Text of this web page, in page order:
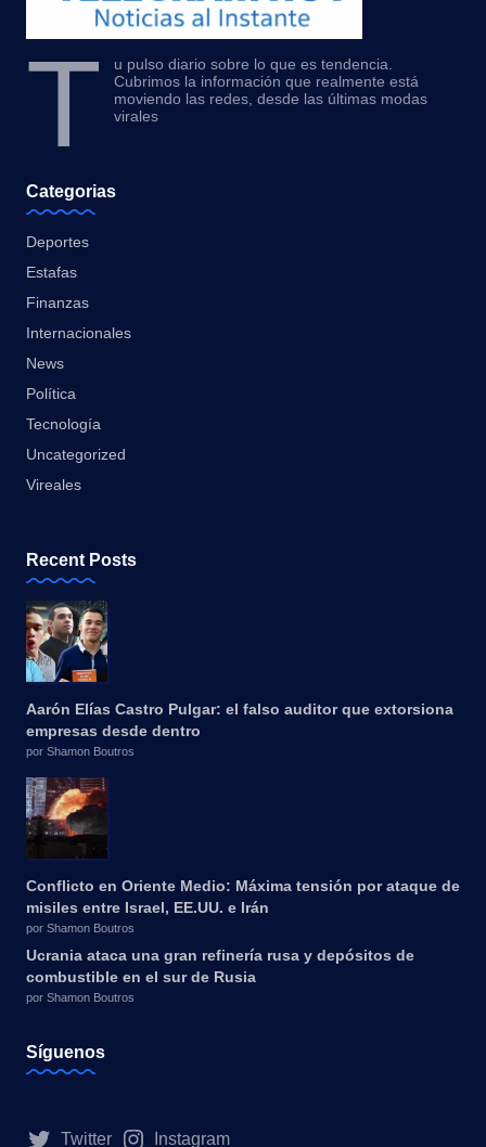
T
u pulso diario sobre lo que es tendencia.
Cubrimos la información que realmente está
moviendo las redes, desde las últimas modas
virales
Categorias
Deportes
Estafas
Finanzas
Internacionales
News
Política
Tecnología
Uncategorized
Vireales
Recent Posts
Aarón Elías Castro Pulgar: el falso auditor que extorsiona
empresas desde dentro
por Shamon Boutros
Conflicto en Oriente Medio: Máxima tensión por ataque de
misiles entre Israel, EE.UU. e Irán
por Shamon Boutros
Ucrania ataca una gran refinería rusa y depósitos de
combustible en el sur de Rusia
por Shamon Boutros
Síguenos
Twitter Instagram